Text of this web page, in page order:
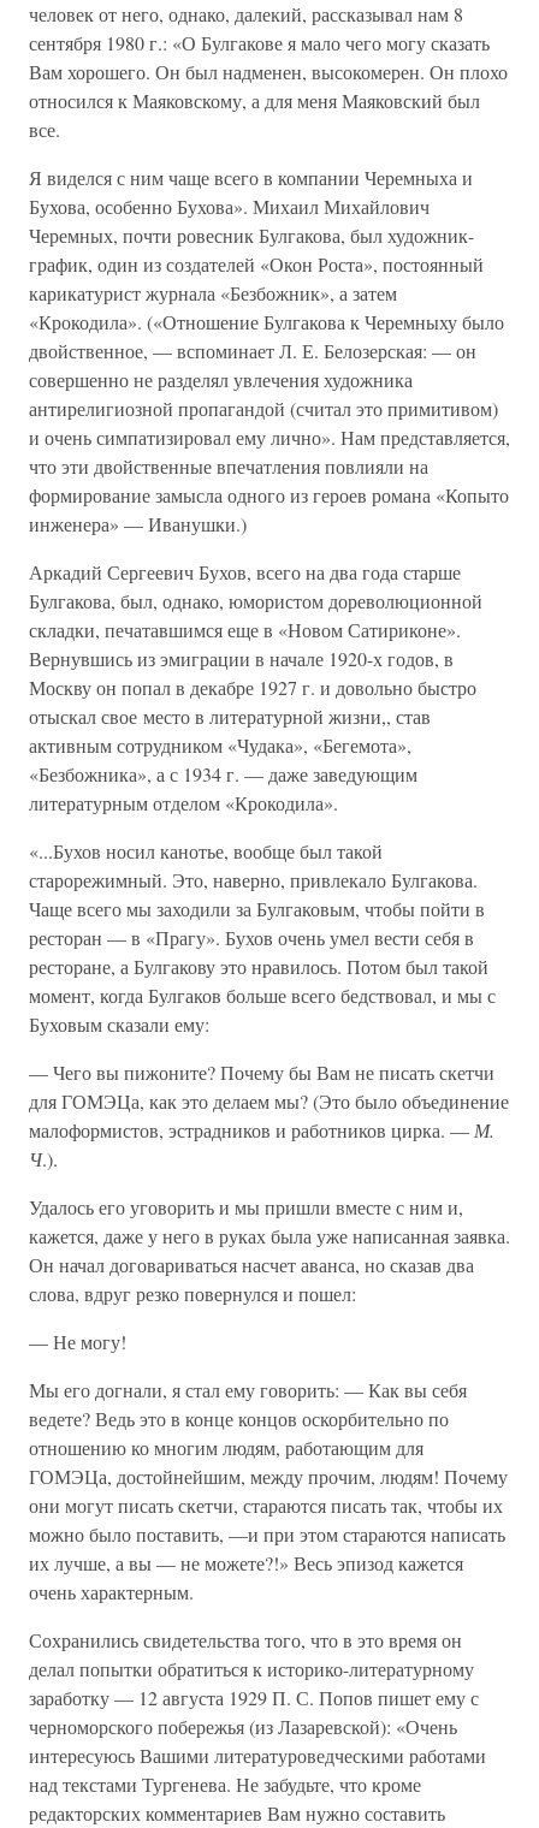
человек от него, однако, далекий, рассказывал нам 8
сентября 1980 г.: «О Булгакове я мало чего могу сказать
Вам хорошего. Он был надменен, высокомерен. Он плохо
относился к Маяковскому, а для меня Маяковский был
все.
Я виделся с ним чаще всего в компании Черемныха и
Бухова, особенно Бухова». Михаил Михайлович
Черемных, почти ровесник Булгакова, был художник-
график, один из создателей «Окон Роста», постоянный
карикатурист журнала «Безбожник», а затем
«Крокодила». («Отношение Булгакова к Черемныху было
двойственное, — вспоминает Л. Е. Белозерская: — он
совершенно не разделял увлечения художника
антирелигиозной пропагандой (считал это примитивом)
и очень симпатизировал ему лично». Нам представляется,
что эти двойственные впечатления повлияли на
формирование замысла одного из героев романа «Копыто
инженера» — Иванушки.)
Аркадий Сергеевич Бухов, всего на два года старше
Булгакова, был, однако, юмористом дореволюционной
складки, печатавшимся еще в «Новом Сатириконе».
Вернувшись из эмиграции в начале 1920-х годов, в
Москву он попал в декабре 1927 г. и довольно быстро
отыскал свое место в литературной жизни,, став
активным сотрудником «Чудака», «Бегемота»,
«Безбожника», а с 1934 г. — даже заведующим
литературным отделом «Крокодила».
«...Бухов носил канотье, вообще был такой
старорежимный. Это, наверно, привлекало Булгакова.
Чаще всего мы заходили за Булгаковым, чтобы пойти в
ресторан — в «Прагу». Бухов очень умел вести себя в
ресторане, а Булгакову это нравилось. Потом был такой
момент, когда Булгаков больше всего бедствовал, и мы с
Буховым сказали ему:
— Чего вы пижоните? Почему бы Вам не писать скетчи
для ГОМЭЦа, как это делаем мы? (Это было объединение
малоформистов, эстрадников и работников цирка. — М.
Ч.).
Удалось его уговорить и мы пришли вместе с ним и,
кажется, даже у него в руках была уже написанная заявка.
Он начал договариваться насчет аванса, но сказав два
слова, вдруг резко повернулся и пошел:
— Не могу!
Мы его догнали, я стал ему говорить: — Как вы себя
ведете? Ведь это в конце концов оскорбительно по
отношению ко многим людям, работающим для
ГОМЭЦа, достойнейшим, между прочим, людям! Почему
они могут писать скетчи, стараются писать так, чтобы их
можно было поставить, —и при этом стараются написать
их лучше, а вы — не можете?!» Весь эпизод кажется
очень характерным.
Сохранились свидетельства того, что в это время он
делал попытки обратиться к историко-литературному
заработку — 12 августа 1929 П. С. Попов пишет ему с
черноморского побережья (из Лазаревской): «Очень
интересуюсь Вашими литературоведческими работами
над текстами Тургенева. Не забудьте, что кроме
редакторских комментариев Вам нужно составить